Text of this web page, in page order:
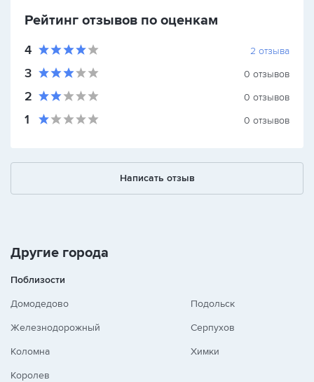
Рейтинг отзывов по оценкам
4 2 отзыва
3 0 отзывов
2 0 отзывов
1 0 отзывов
Написать отзыв
Другие города
Поблизости
Домодедово
Железнодорожный
Коломна
Королев
Подольск
Серпухов
Химки